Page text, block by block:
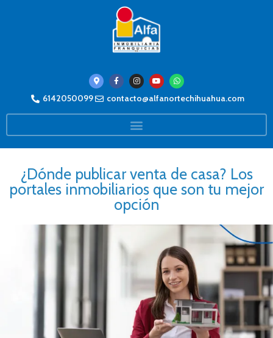
6142050099 contacto@alfanortechihuahua.com
¿Dónde publicar venta de casa? Los
portales inmobiliarios que son tu mejor
opción